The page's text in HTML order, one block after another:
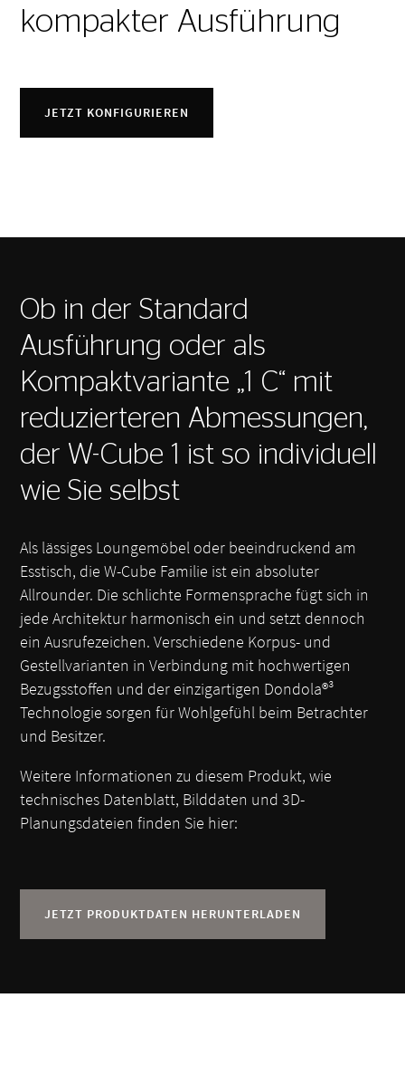
kompakter Ausführung
JETZT KONFIGURIEREN
Ob in der Standard
Ausführung oder als
Kompaktvariante „1 C“ mit
reduzierteren Abmessungen,
der W-Cube 1 ist so individuell
wie Sie selbst
Als lässiges Loungemöbel oder beeindruckend am
Esstisch, die W-Cube Familie ist ein absoluter
Allrounder. Die schlichte Formensprache fügt sich in
jede Architektur harmonisch ein und setzt dennoch
ein Ausrufezeichen. Verschiedene Korpus- und
Gestellvarianten in Verbindung mit hochwertigen
Bezugsstoffen und der einzigartigen Dondola®³
Technologie sorgen für Wohlgefühl beim Betrachter
und Besitzer.
Weitere Informationen zu diesem Produkt, wie
technisches Datenblatt, Bilddaten und 3D-
Planungsdateien finden Sie hier:
JETZT PRODUKTDATEN HERUNTERLADEN